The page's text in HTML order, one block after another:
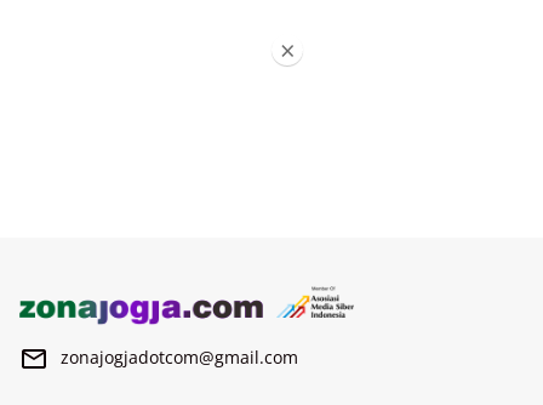
zonajogjadotcom@gmail.com
×